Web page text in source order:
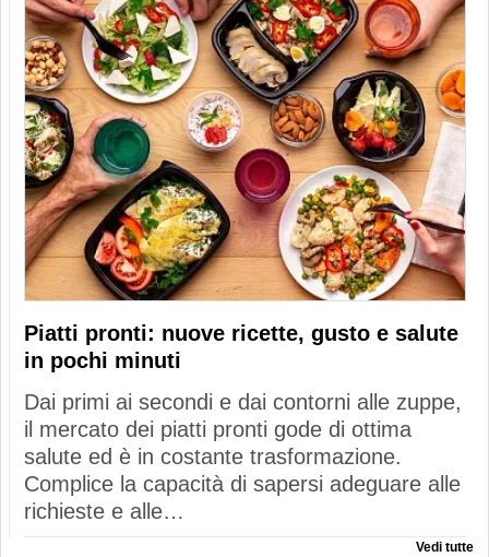
Piatti pronti: nuove ricette, gusto e salute
in pochi minuti
Dai primi ai secondi e dai contorni alle zuppe,
il mercato dei piatti pronti gode di ottima
salute ed è in costante trasformazione.
Complice la capacità di sapersi adeguare alle
richieste e alle…
Vedi tutte